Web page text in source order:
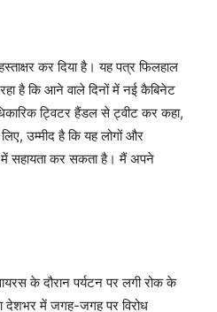
कर दिया है।‌ यह पत्र फिलहाल
रहा है कि आने वाले दिनों में नई कैबिनेट
ट्विटर हैंडल से ट्वीट कर कहा,
उम्मीद है कि यह लोगों और
में सहायता कर सकता है। मैं अपने
के दौरान पर्यटन पर लगी रोक के
देशभर में जगह-जगह पर विरोध